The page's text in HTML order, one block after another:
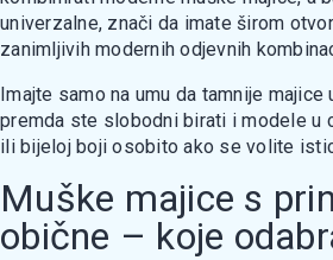
univerzalne, znači da imate širom
zanimljivih modernih odjevnih
Imajte samo na umu da tamnije
premda ste slobodni birati i modele u
ili bijeloj boji osobito ako se volite
Muške majice s
obične – koje